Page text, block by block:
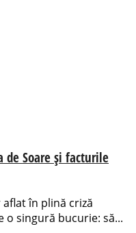
de Soare și facturile
în plină criză
o singură bucurie: să...